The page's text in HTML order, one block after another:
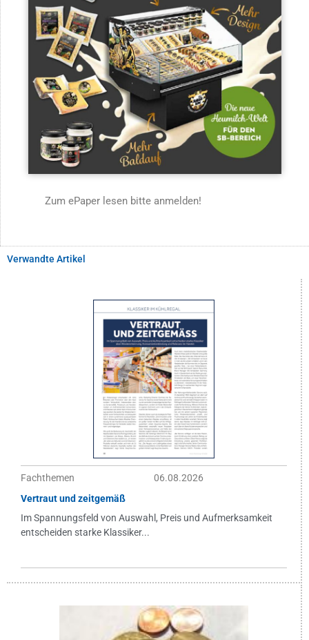
Zum ePaper lesen bitte anmelden!
Verwandte Artikel
Fachthemen
06.08.2026
Vertraut und zeitgemäß
Im Spannungsfeld von Auswahl, Preis und Aufmerksamkeit
entscheiden starke Klassiker...